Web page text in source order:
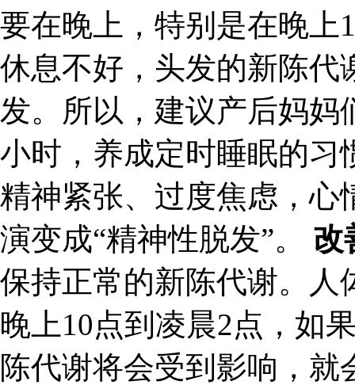
要在晚上，特别是在晚上
休息不好，头发的新陈代
发。所以，建议产后妈妈
小时，养成定时睡眠的习
精神紧张、过度焦虑，心
演变成“精神性脱发”。 改
保持正常的新陈代谢。人
晚上10点到凌晨2点，如
陈代谢将会受到影响，